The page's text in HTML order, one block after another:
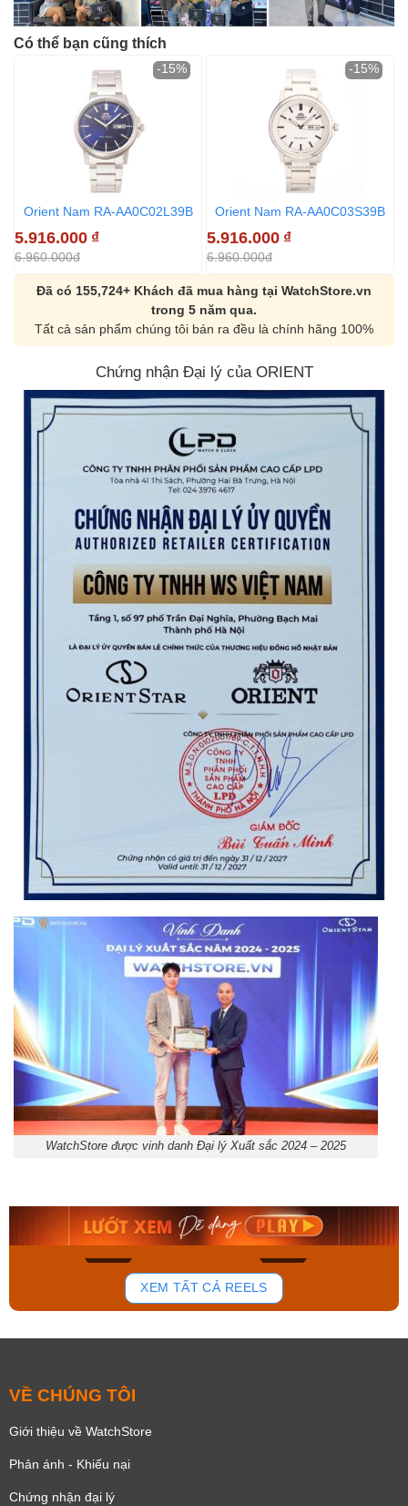
Có thể bạn cũng thích
Orient Nam RA-AA0C02L39B
5.916.000 ₫
6.960.000đ
-15%
Orient Nam RA-AA0C03S39B
5.916.000 ₫
6.960.000đ
-15%
Đã có 155,724+ Khách đã mua hàng tại WatchStore.vn
trong 5 năm qua.
Tất cả sản phẩm chúng tôi bán ra đều là chính hãng 100%
Chứng nhận Đại lý của ORIENT
WatchStore được vinh danh Đại lý Xuất sắc 2024 – 2025
136
Mua ngay Mua ngay
XEM TẤT CẢ REELS
VỀ CHÚNG TÔI
Giới thiệu về WatchStore
Phản ánh - Khiếu nại
Chứng nhận đại lý